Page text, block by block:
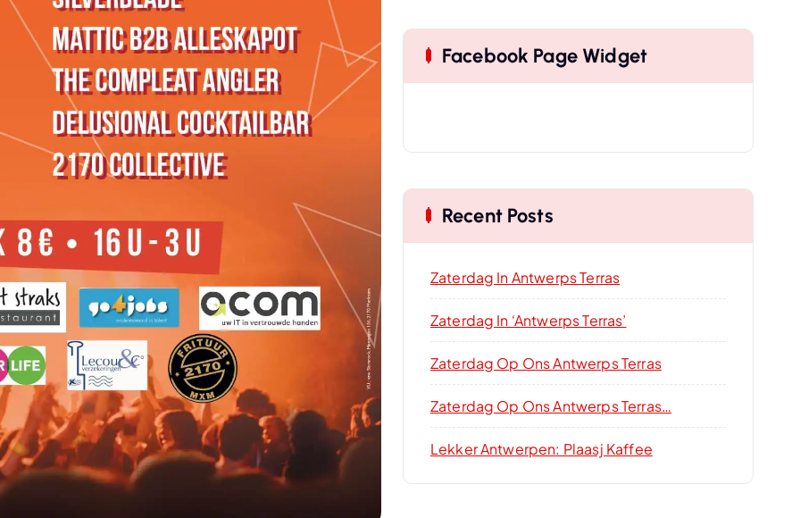
Facebook Page Widget
Recent Posts
Zaterdag In Antwerps Terras
Zaterdag In ‘Antwerps Terras’
Zaterdag Op Ons Antwerps Terras
Zaterdag Op Ons Antwerps Terras…
Lekker Antwerpen: Plaasj Kaffee